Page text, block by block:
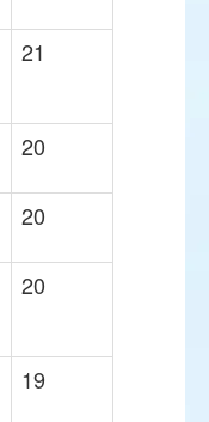
21
20
20
20
19